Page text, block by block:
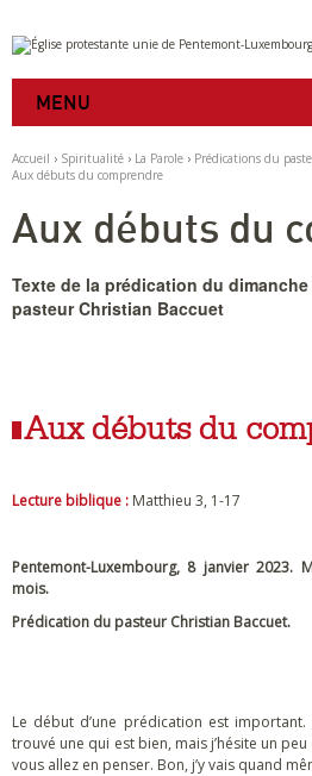
Aller
au
contenu.
à
navigation
Outils
personnels
MENU
Accueil › Spiritualité › La Parole › Prédications du
Aux débuts du comprendre
Aux débuts du
Texte de la prédication du
pasteur Christian Baccuet
Aux débuts du
Lecture biblique : Matthieu 3, 1-17
Pentemont-Luxembourg, 8 janvier 2023.
mois.
Prédication du pasteur Christian Baccuet.
Le début d’une prédication est important.
trouvé une qui est bien, mais j’hésite un
vous allez en penser. Bon, j’y vais quand